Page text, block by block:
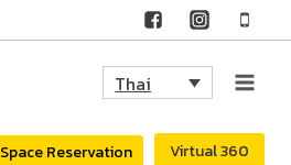
Thai
Space Reservation Virtual 360